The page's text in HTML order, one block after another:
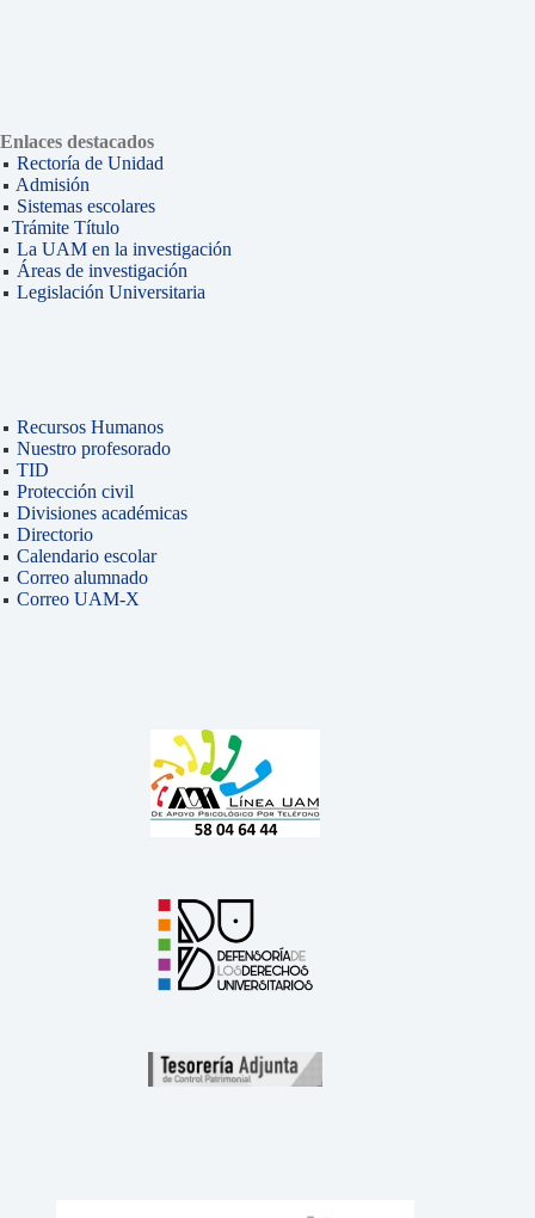
Enlaces destacados
Rectoría de Unidad
Admisión
Sistemas escolares
Trámite Título
La UAM en la investigación
Áreas de investigación
Legislación Universitaria
Recursos Humanos
Nuestro profesorado
TID
Protección civil
Divisiones académicas
Directorio
Calendario escolar
Correo alumnado
Correo UAM-X